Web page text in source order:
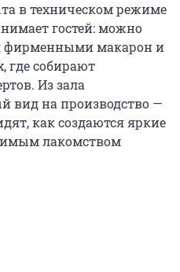
в техническом режиме
гостей: можно
фирменными макарон и
где собирают
Из зала
вид на производство —
как создаются яркие
лакомством